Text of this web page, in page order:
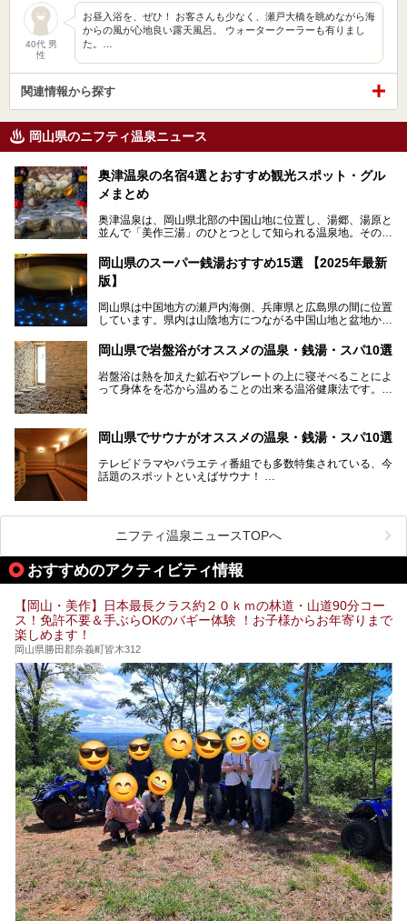
40代 男
性
お昼入浴を、ぜひ！ お客さんも少なく、瀬戸大橋を眺めながら海
からの風が心地良い露天風呂。 ウォータークーラーも有りまし
た。…
関連情報から探す
岡山県のニフティ温泉ニュース
奥津温泉の名宿4選とおすすめ観光スポット・グル
メまとめ
奥津温泉は、岡山県北部の中国山地に位置し、湯郷、湯原と
並んで「美作三湯」のひとつとして知られる温泉地。その泉
す。
この記事では、奥津温泉で宿泊におすすめの宿、観光スポッ
を存分に味わい、癒しの旅を楽しんでくださいね。
岡山県のスーパー銭湯おすすめ15選 【2025年最新
版】
岡山県は中国地方の瀬戸内海側、兵庫県と広島県の間に位置
しています。県内は山陰地方につながる中国山地と盆地から
海に多数の島々が浮かぶ瀬戸内海に面した南部に分けられま
す。年間を通じて降水量が少ない「晴れの国」で、モモやブ
ドウなど果物の栽培が盛んなうえ、その品質の高さは全国的
にも有名です。
ます。ここでは、岡山県で評判のスーパー銭湯をご紹介しま
しょう。
岡山県で岩盤浴がオススメの温泉・銭湯・スパ10選
岩盤浴は熱を加えた鉱石やプレートの上に寝そべることによ
って身体をを芯から温めることの出来る温浴健康法です。じ
ススメ温泉・銭湯・スパ10ヶ所を紹介させていただきま
岡山県でサウナがオススメの温泉・銭湯・スパ10選
テレビドラマやバラエティ番組でも多数特集されている、今
話題のスポットといえばサウナ！
今回は、岡山県でサウナがおすすめの温泉や銭湯、スパを厳
選してご紹介！
血流が良くなるだけでなく美容効果やリラックス効果も期待
ニフティ温泉ニュースTOPへ
おすすめのアクティビティ情報
【岡山・美作】日本最長クラス約２０ｋｍの林道・山道90分コー
ス！免許不要＆手ぶらOKのバギー体験 ！お子様からお年寄りまで
楽しめます！
岡山県勝田郡奈義町皆木312